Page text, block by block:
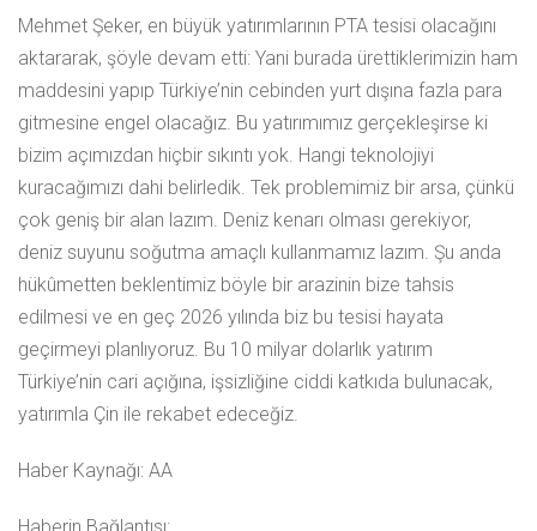
Mehmet Şeker, en büyük yatırımlarının PTA tesisi olacağını
aktararak, şöyle devam etti: Yani burada ürettiklerimizin ham
maddesini yapıp Türkiye’nin cebinden yurt dışına fazla para
gitmesine engel olacağız. Bu yatırımımız gerçekleşirse ki
bizim açımızdan hiçbir sıkıntı yok. Hangi teknolojiyi
kuracağımızı dahi belirledik. Tek problemimiz bir arsa, çünkü
çok geniş bir alan lazım. Deniz kenarı olması gerekiyor,
deniz suyunu soğutma amaçlı kullanmamız lazım. Şu anda
hükûmetten beklentimiz böyle bir arazinin bize tahsis
edilmesi ve en geç 2026 yılında biz bu tesisi hayata
geçirmeyi planlıyoruz. Bu 10 milyar dolarlık yatırım
Türkiye’nin cari açığına, işsizliğine ciddi katkıda bulunacak,
yatırımla Çin ile rekabet edeceğiz.
Haber Kaynağı: AA